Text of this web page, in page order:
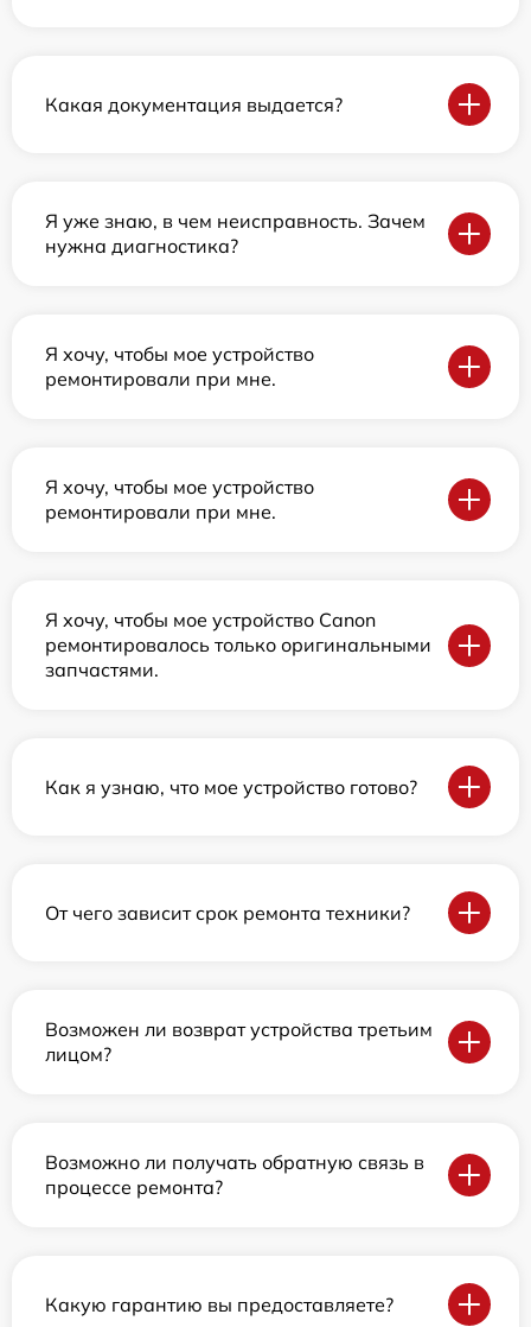
Какая документация выдается?
Я уже знаю, в чем неисправность. Зачем
нужна диагностика?
Я хочу, чтобы мое устройство
ремонтировали при мне.
Я хочу, чтобы мое устройство
ремонтировали при мне.
Я хочу, чтобы мое устройство Canon
ремонтировалось только оригинальными
запчастями.
Как я узнаю, что мое устройство готово?
От чего зависит срок ремонта техники?
Возможен ли возврат устройства третьим
лицом?
Возможно ли получать обратную связь в
процессе ремонта?
Какую гарантию вы предоставляете?